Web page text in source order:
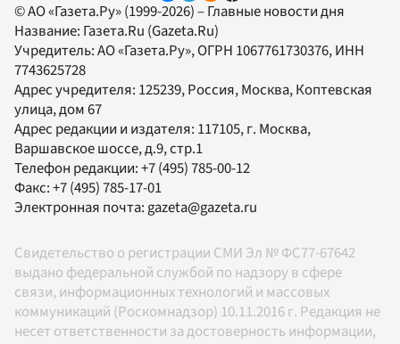
© АО «Газета.Ру» (1999-2026) – Главные новости дня
Название: Газета.Ru (Gazeta.Ru)
Учредитель:АО «Газета.Ру», ОГРН 1067761730376, ИНН
7743625728
Адрес учредителя: 125239, Россия, Москва, Коптевская
улица, дом 67
Адрес редакции и издателя: 117105, г. Москва,
Варшавское шоссе, д.9, стр.1
Телефон редакции:+7 (495) 785-00-12
Факс:+7 (495) 785-17-01
Электронная почта:gazeta@gazeta.ru
Свидетельство о регистрации СМИ Эл № ФС77-67642
выдано федеральной службой по надзору в сфере
связи, информационных технологий и массовых
коммуникаций (Роскомнадзор) 10.11.2016 г. Редакция не
несет ответственности за достоверность информации,